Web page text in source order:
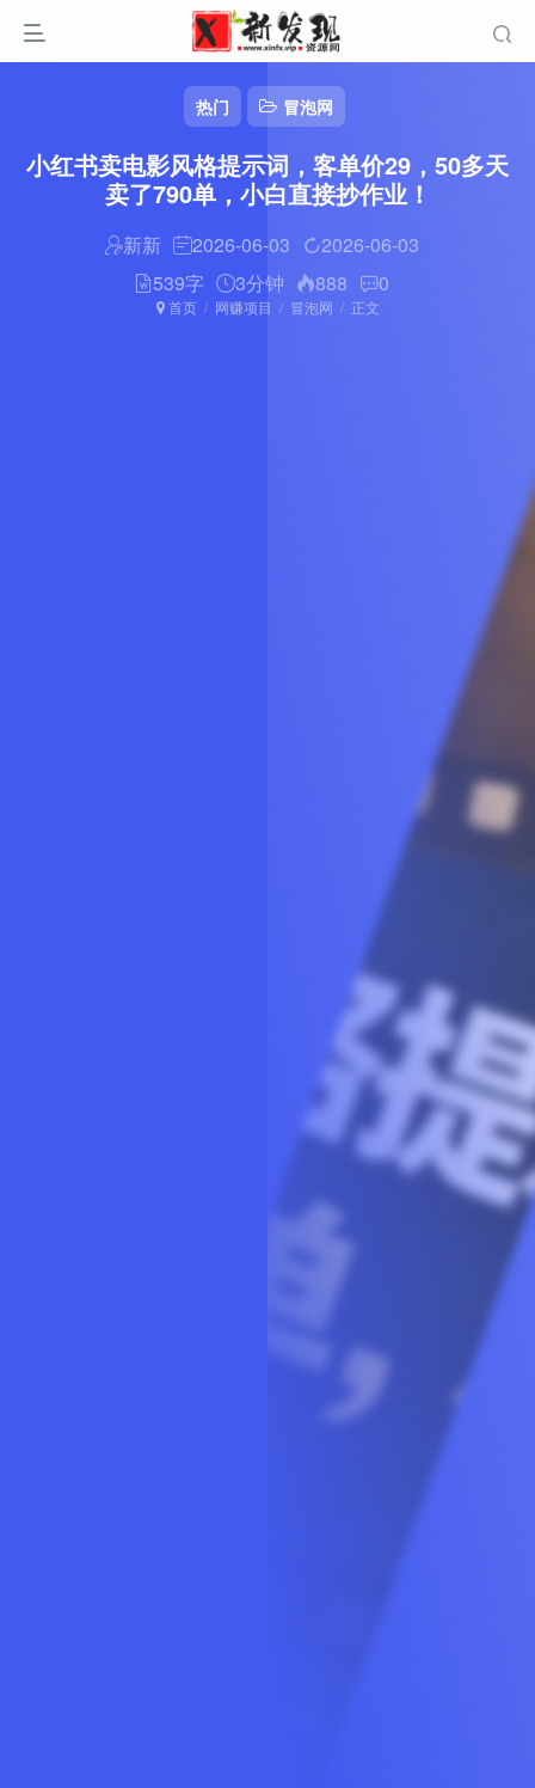
热门 冒泡网
小红书卖电影风格提示词，客单价29，50多天
卖了790单，小白直接抄作业！
新新 2026-06-03
2026-06-03
539字
3分钟 888 0
首页 网赚项目 冒泡网 正文